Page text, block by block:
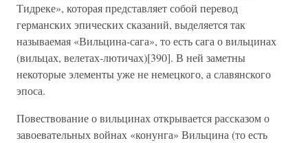
Тидреке», которая представляет собой перевод
германских эпических сказаний, выделяется так
называемая «Вильцина-сага», то есть сага о вильцинах
(вильцах, велетах-лютичах)[390]. В ней заметны
некоторые элементы уже не немецкого, а славянского
эпоса.
Повествование о вильцинах открывается рассказом о
завоевательных войнах «конунга» Вильцина (то есть